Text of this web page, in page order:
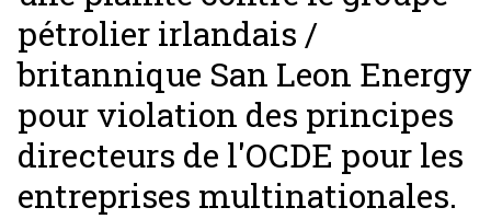
pétrolier irlandais /
britannique San Leon Energy
pour violation des principes
directeurs de l'OCDE pour les
entreprises multinationales.